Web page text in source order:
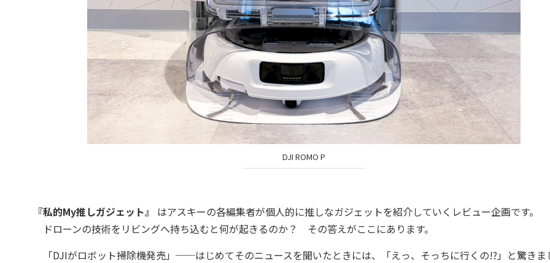
DJI ROMO P
『私的My推しガジェット』
はアスキーの各編集者が個人的に推しなガジェットを紹介していくレビュー企画です。
ドローンの技術をリビングへ持ち込むと何が起きるのか？ その答えがここにあります。
「DJIがロボット掃除機発売」──はじめてそのニュースを聞いたときには、「えっ、そっちに行くの!?」と驚きま